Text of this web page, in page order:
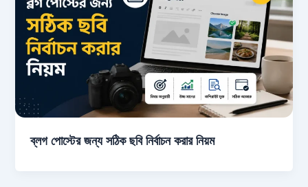
ব্লগ পোস্টের জন্য সঠিক ছবি নির্বাচন করার নিয়ম